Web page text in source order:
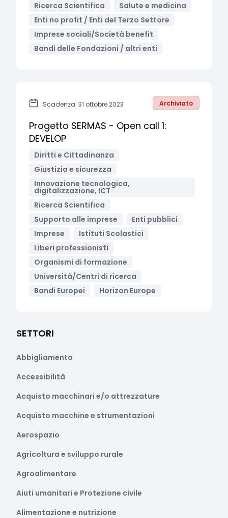
Ricerca Scientifica
Salute e medicina
Enti no profit / Enti del Terzo Settore
Imprese sociali/Società benefit
Bandi delle Fondazioni / altri enti
Scadenza: 31 ottobre 2023 Archiviato
Progetto SERMAS - Open call 1:
DEVELOP
Diritti e Cittadinanza
Giustizia e sicurezza
Innovazione tecnologica,
digitalizzazione, ICT
Ricerca Scientifica
Supporto alle imprese
Enti pubblici
Imprese
Istituti Scolastici
Liberi professionisti
Organismi di formazione
Università/Centri di ricerca
Bandi Europei
Horizon Europe
SETTORI
Abbigliamento
Accessibilità
Acquisto macchinari e/o attrezzature
Acquisto macchine e strumentazioni
Aerospazio
Agricoltura e sviluppo rurale
Agroalimentare
Aiuti umanitari e Protezione civile
Alimentazione e nutrizione